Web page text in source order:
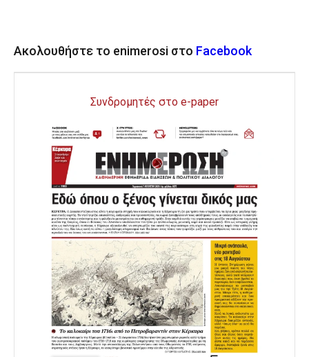
Ακολουθήστε το enimerosi στο Facebook
Συνδρομητές στο e-paper